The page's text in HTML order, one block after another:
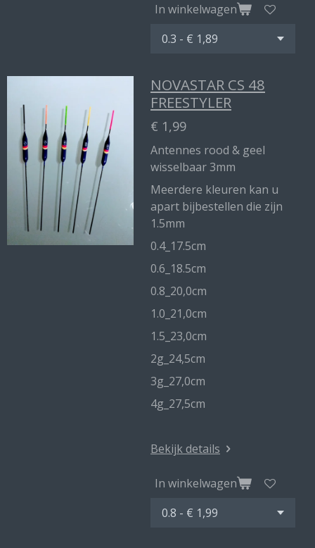
In winkelwagen
NOVASTAR CS 48
FREESTYLER
€ 1,99
Antennes rood & geel
wisselbaar 3mm
Meerdere kleuren kan u
apart bijbestellen die zijn
1.5mm
0.4_17.5cm
0.6_18.5cm
0.8_20,0cm
1.0_21,0cm
1.5_23,0cm
2g_24,5cm
3g_27,0cm
4g_27,5cm
Bekijk details
In winkelwagen